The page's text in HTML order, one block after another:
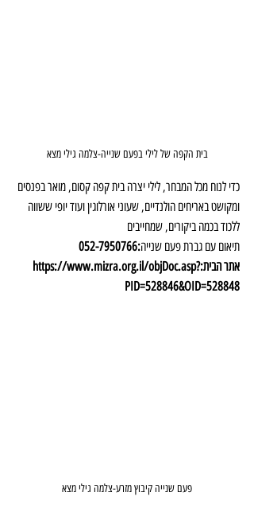
בית הקפה של לילי בפעם שנייה-צלמה גילי מצא
כדי לנוח מכל המבחר, לילי יצרה בית קפה קסום, מואר בפנסים
ומקושט באריחים הולנדיים, שעוני אורלוגין ועוד יופי ששווה
ללכוד בכמה ביקורים, שמחייבים
תיאום עם גברת פעם שנייה:052-7950766
אתר הבית:https://www.mizra.org.il/objDoc.asp?
PID=528846&OID=528848
פעם שנייה קיבוץ מזרע-צלמה גילי מצא